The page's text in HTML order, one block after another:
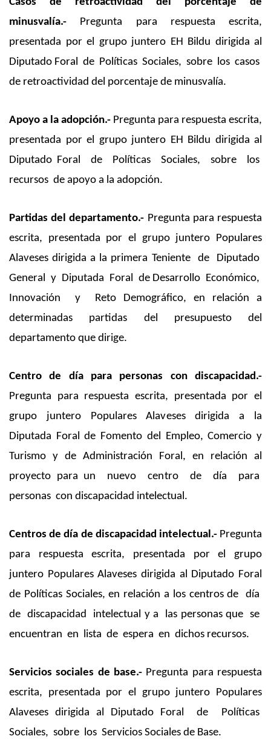
minusvalía.- Pregunta para respuesta escrita,
presentada por el grupo juntero EH Bildu dirigida al
Diputado Foral de Políticas Sociales, sobre los casos
de retroactividad del porcentaje de minusvalía.
Apoyo a la adopción.- Pregunta para respuesta escrita,
presentada por el grupo juntero EH Bildu dirigida al
Diputado Foral de Políticas Sociales, sobre los
recursos de apoyo a la adopción.
Partidas del departamento.- Pregunta para respuesta
escrita, presentada por el grupo juntero Populares
Alaveses dirigida a la primera Teniente de Diputado
General y Diputada Foral de Desarrollo Económico,
Innovación y Reto Demográfico, en relación a
determinadas partidas del presupuesto del
departamento que dirige.
Centro de día para personas con discapacidad.-
Pregunta para respuesta escrita, presentada por el
grupo juntero Populares Alaveses dirigida a la
Diputada Foral de Fomento del Empleo, Comercio y
Turismo y de Administración Foral, en relación al
proyecto para un nuevo centro de día para
personas con discapacidad intelectual.
Centros de día de discapacidad intelectual.- Pregunta
para respuesta escrita, presentada por el grupo
juntero Populares Alaveses dirigida al Diputado Foral
de Políticas Sociales, en relación a los centros de día
de discapacidad intelectual y a las personas que se
encuentran en lista de espera en dichos recursos.
Servicios sociales de base.- Pregunta para respuesta
escrita, presentada por el grupo juntero Populares
Alaveses dirigida al Diputado Foral de Políticas
Sociales, sobre los Servicios Sociales de Base.